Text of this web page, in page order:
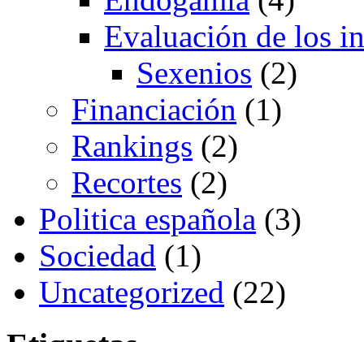
Evaluación de los
Sexenios (2)
Financiación (1)
Rankings (2)
Recortes (2)
Politica española (3)
Sociedad (1)
Uncategorized (22)